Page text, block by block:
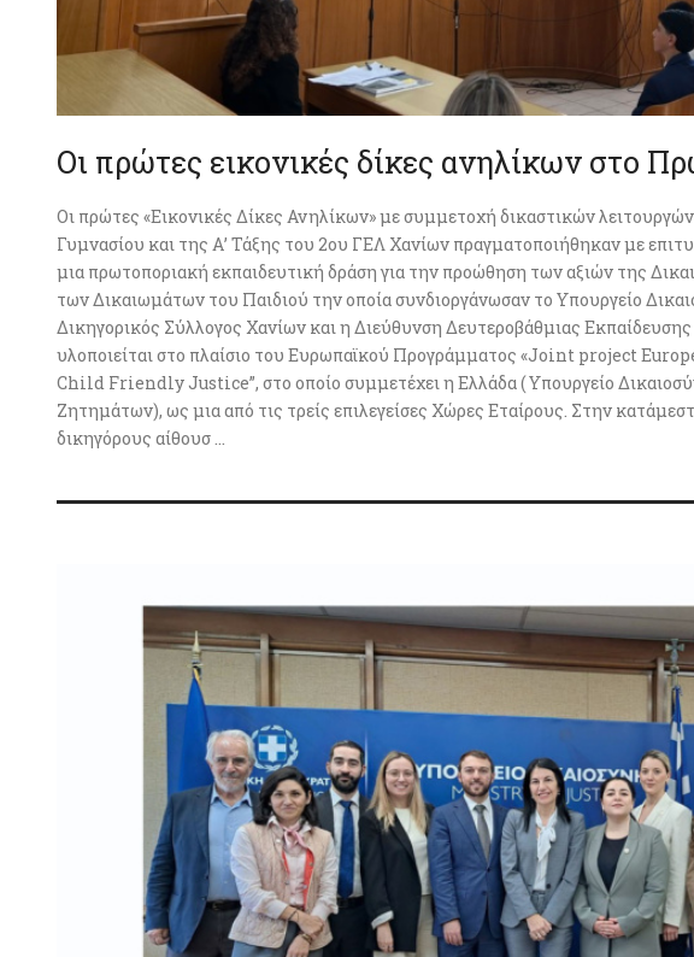
Οι πρώτες εικονικές δίκες ανηλίκων στο
Οι πρώτες «Εικονικές Δίκες Ανηλίκων» με συμμετοχή δικαστικών
Γυμνασίου και της Α’ Τάξης του 2ου ΓΕΛ Χανίων πραγματοποιήθηκαν με
μια πρωτοποριακή εκπαιδευτική δράση για την προώθηση των αξιών της
των Δικαιωμάτων του Παιδιού την οποία συνδιοργάνωσαν το Υπουργείο
Δικηγορικός Σύλλογος Χανίων και η Διεύθυνση Δευτεροβάθμιας
υλοποιείται στο πλαίσιο του Ευρωπαϊκού Προγράμματος «Joint project
Child Friendly Justice”, στο οποίο συμμετέχει η Ελλάδα ( Υπουργείο
Ζητημάτων), ως μια από τις τρείς επιλεγείσες Χώρες Εταίρους. Στην
δικηγόρους αίθουσ ...